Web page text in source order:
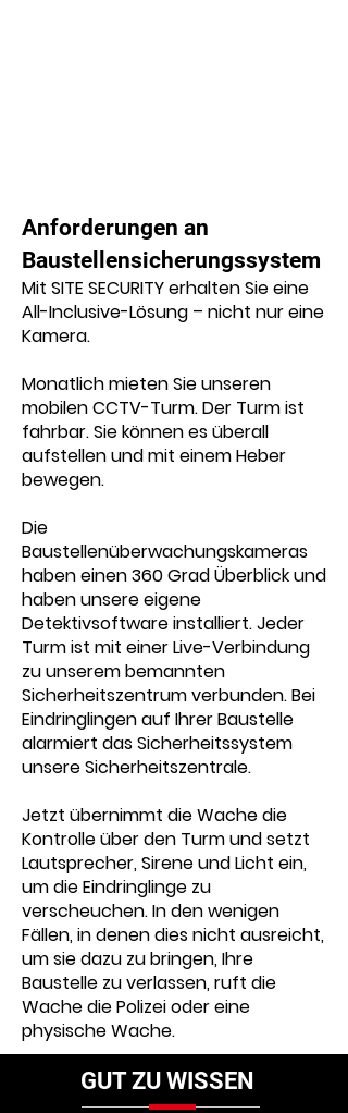
Anforderungen an
Baustellensicherungssystem
Mit SITE SECURITY erhalten Sie eine
All-Inclusive-Lösung – nicht nur eine
Kamera.
Monatlich mieten Sie unseren
mobilen CCTV-Turm. Der Turm ist
fahrbar. Sie können es überall
aufstellen und mit einem Heber
bewegen.
Die
Baustellenüberwachungskameras
haben einen 360 Grad Überblick und
haben unsere eigene
Detektivsoftware installiert. Jeder
Turm ist mit einer Live-Verbindung
zu unserem bemannten
Sicherheitszentrum verbunden. Bei
Eindringlingen auf Ihrer Baustelle
alarmiert das Sicherheitssystem
unsere Sicherheitszentrale.
Jetzt übernimmt die Wache die
Kontrolle über den Turm und setzt
Lautsprecher, Sirene und Licht ein,
um die Eindringlinge zu
verscheuchen. In den wenigen
Fällen, in denen dies nicht ausreicht,
um sie dazu zu bringen, Ihre
Baustelle zu verlassen, ruft die
Wache die Polizei oder eine
physische Wache.
GUT ZU WISSEN